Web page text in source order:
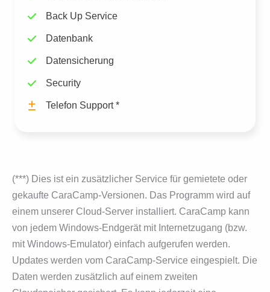
Back Up Service
Datenbank
Datensicherung
Security
Telefon Support *
(***) Dies ist ein zusätzlicher Service für gemietete oder
gekaufte CaraCamp-Versionen. Das Pro­gramm wird auf
einem unserer Cloud-Server installiert. Cara­Camp kann
von je­dem Win­dows-Endgerät mit Internetzugang (bzw.
mit Windows-Emula­tor) einfach aufgerufen wer­den.
Updates werden vom CaraCamp-Service eingespielt. Die
Daten werden zusätz­lich auf einem zweiten